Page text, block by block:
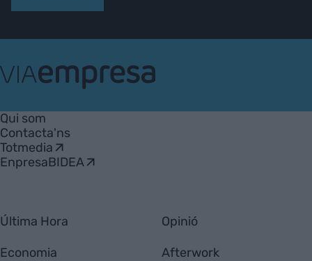
Empresa
Qui som
Contacta'ns
Totmedia
EnpresaBIDEA
Última Hora
Economia
Opinió
Afterwork